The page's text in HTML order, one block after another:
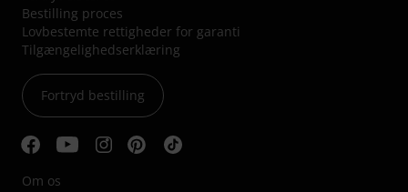
Bestilling proces
Lovbestemte rettigheder for garanti
Tilgængelighedserklæring
Fortryd bestilling
Om os